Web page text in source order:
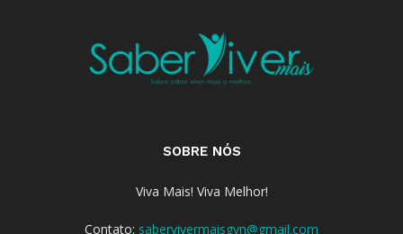
SOBRE NÓS
Viva Mais! Viva Melhor!
Contato: sabervivermaisgyn@gmail.com